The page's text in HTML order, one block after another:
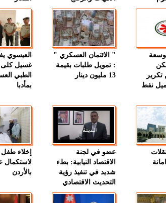
نفط
" الائتمان العسكري "
: تمويل طلبات بقيمة
13 مليون دينار
العيسوي
غسيل كلى
الطبي
بمأدبا
عضو في لجنة
الاقتصاد النيابية: بطء
شديد في تنفيذ رؤية
التحديث الاقتصادي
إخلاء
لاستكمال
بالأردن